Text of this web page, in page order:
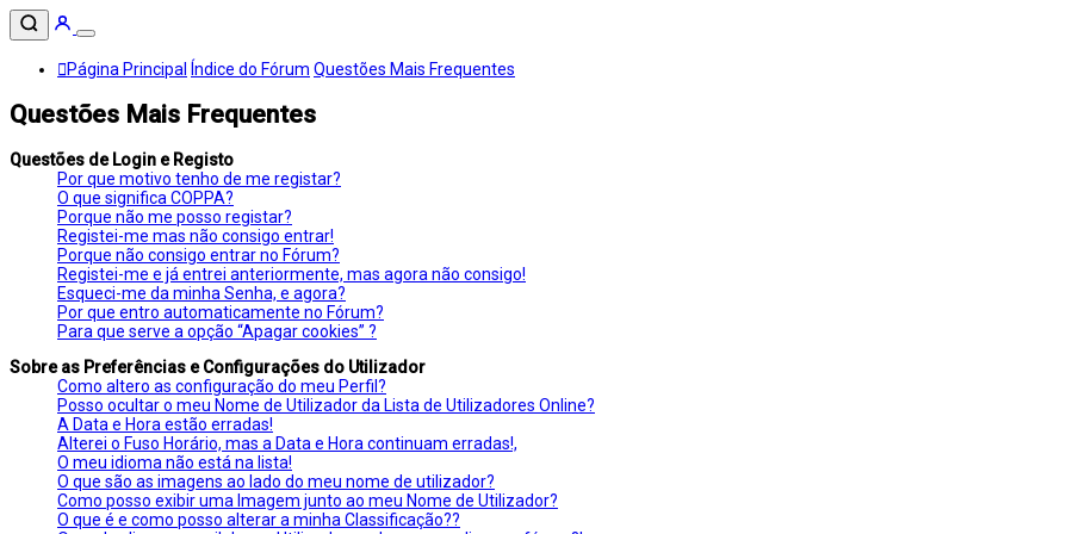
Página Principal Índice do Fórum Questões Mais Frequentes
Questões Mais Frequentes
Questões de Login e Registo
Por que motivo tenho de me registar?
O que significa COPPA?
Porque não me posso registar?
Registei-me mas não consigo entrar!
Porque não consigo entrar no Fórum?
Registei-me e já entrei anteriormente, mas agora não consigo!
Esqueci-me da minha Senha, e agora?
Por que entro automaticamente no Fórum?
Para que serve a opção “Apagar cookies” ?
Sobre as Preferências e Configurações do Utilizador
Como altero as configuração do meu Perfil?
Posso ocultar o meu Nome de Utilizador da Lista de Utilizadores Online?
A Data e Hora estão erradas!
Alterei o Fuso Horário, mas a Data e Hora continuam erradas!,
O meu idioma não está na lista!
O que são as imagens ao lado do meu nome de utilizador?
Como posso exibir uma Imagem junto ao meu Nome de Utilizador?
O que é e como posso alterar a minha Classificação??